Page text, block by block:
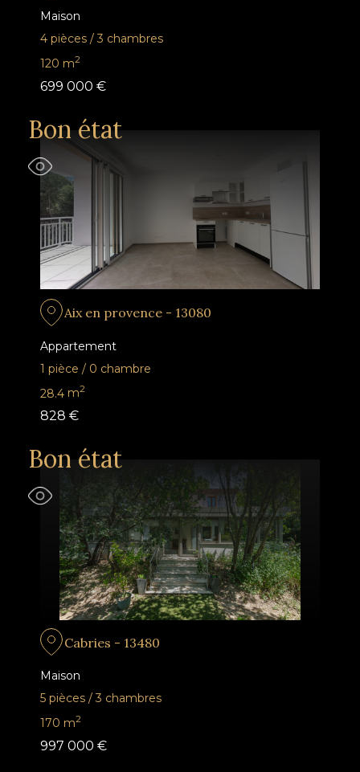
Maison
4 pièces / 3 chambres
120 m2
699 000 €
Bon état
Aix en provence - 13080
Appartement
1 pièce / 0 chambre
28.4 m2
828 €
Bon état
Cabries - 13480
Maison
5 pièces / 3 chambres
170 m2
997 000 €